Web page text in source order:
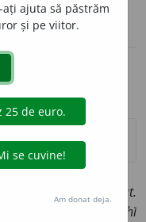
Anat.
care e legat:
mușchĭ
ajuta să păstrăm
și pe viitor.
Am donat deja.